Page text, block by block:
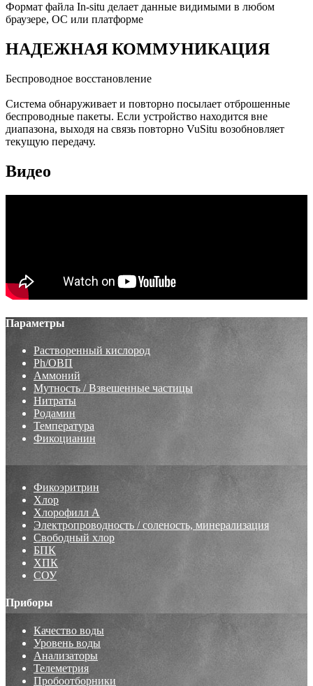
Формат файла In-situ делает данные видимыми в любом
браузере, ОС или платформе
НАДЕЖНАЯ КОММУНИКАЦИЯ
Беспроводное восстановление
Система обнаруживает и повторно посылает отброшенные
беспроводные пакеты. Если устройство находится вне
диапазона, выходя на связь повторно VuSitu возобновляет
текущую передачу.
Видео
Параметры
Растворенный кислород
Ph/ОВП
Аммоний
Мутность / Взвешенные частицы
Нитраты
Родамин
Температура
Фикоцианин
Фикоэритрин
Хлор
Хлорофилл А
Электропроводность / соленость, минерализация
Свободный хлор
БПК
ХПК
СОУ
Приборы
Качество воды
Уровень воды
Анализаторы
Телеметрия
Пробоотборники